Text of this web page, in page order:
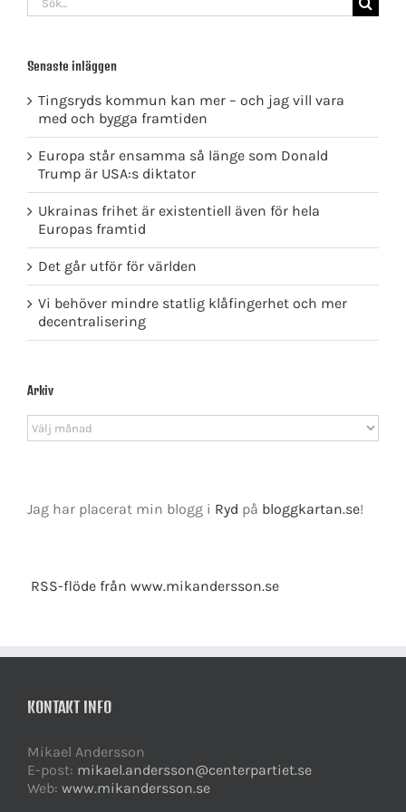
efter:
Senaste inläggen
Tingsryds kommun kan mer – och jag vill vara
med och bygga framtiden
Europa står ensamma så länge som Donald
Trump är USA:s diktator
Ukrainas frihet är existentiell även för hela
Europas framtid
Det går utför för världen
Vi behöver mindre statlig klåfingerhet och mer
decentralisering
Arkiv
Arkiv
Jag har placerat min blogg i Ryd på bloggkartan.se!
RSS-flöde från www.mikandersson.se
KONTAKT INFO
Mikael Andersson
E-post: mikael.andersson@centerpartiet.se
Web: www.mikandersson.se